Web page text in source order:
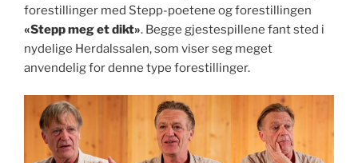
forestillinger med Stepp-poetene og forestillingen
«Stepp meg et dikt». Begge gjestespillene fant sted i
nydelige Herdalssalen, som viser seg meget
anvendelig for denne type forestillinger.